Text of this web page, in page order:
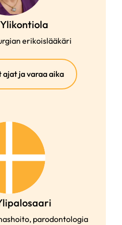
erikoislääkäri
ajat ja varaa aika(ulkoinen
linkki)
parodontologia